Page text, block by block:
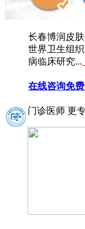
长春博润皮
世界卫生组
病临床研究...
在线咨询免
门诊医师 更